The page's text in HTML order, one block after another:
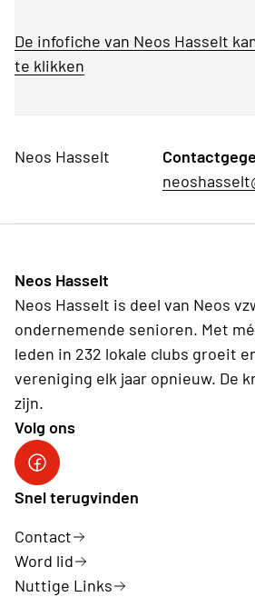
De infofiche van Neos Hasselt
te klikken
Neos Hasselt
Neos Hasselt
Neos Hasselt is deel van Neos
ondernemende senioren. Met
leden in 232 lokale clubs groeit
vereniging elk jaar opnieuw. De
zijn.
Volg ons
Neos Hasselt
Snel terugvinden
Contact
Word lid
Nuttige Links